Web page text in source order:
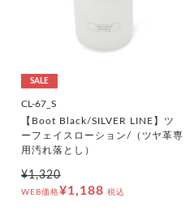
SALE
CL-67_S
【Boot Black/SILVER LINE】ツ
ーフェイスローション/（ツヤ革専
用汚れ落とし）
¥1,320
WEB価格¥1,188 税込